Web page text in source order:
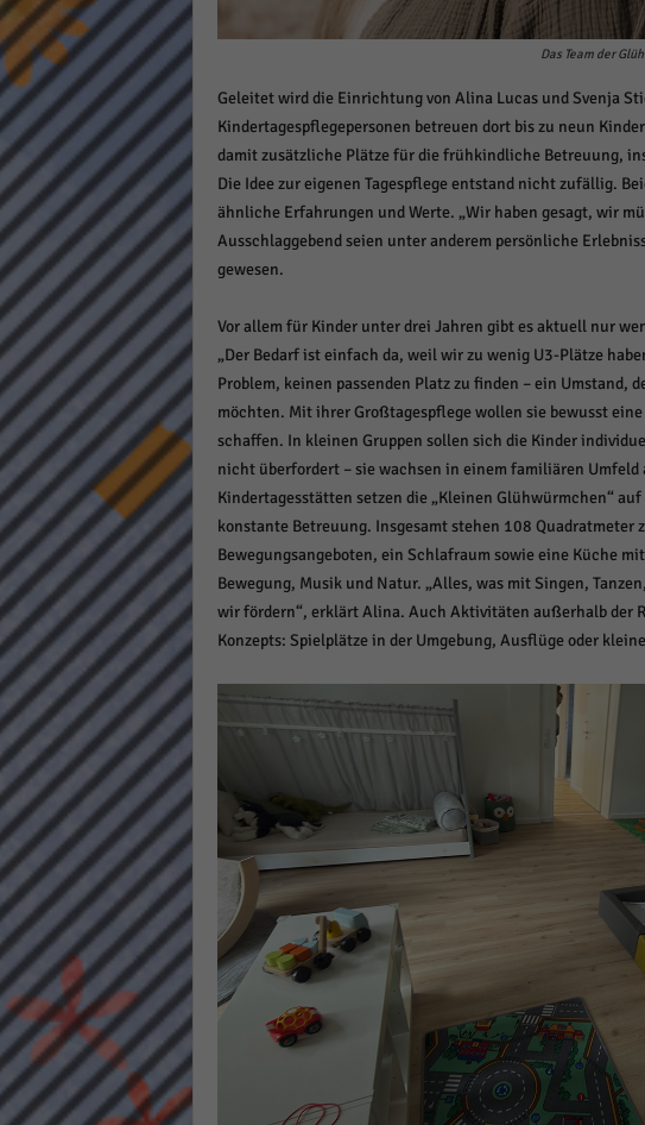
Das Team der
Geleitet wird die Einrichtung von Alina Lucas und Svenja
Kindertagespflegepersonen betreuen dort bis zu neun
damit zusätzliche Plätze für die frühkindliche Betreuung,
Die Idee zur eigenen Tagespflege entstand nicht zufällig.
ähnliche Erfahrungen und Werte. „Wir haben gesagt, wir
Ausschlaggebend seien unter anderem persönliche
gewesen.
Vor allem für Kinder unter drei Jahren gibt es aktuell nur
„Der Bedarf ist einfach da, weil wir zu wenig U3-Plätze
Problem, keinen passenden Platz zu finden – ein Umstand,
möchten. Mit ihrer Großtagespflege wollen sie bewusst
schaffen. In kleinen Gruppen sollen sich die Kinder
nicht überfordert – sie wachsen in einem familiären
Kindertagesstätten setzen die „Kleinen Glühwürmchen“
konstante Betreuung. Insgesamt stehen 108
Bewegungsangeboten, ein Schlafraum sowie eine Küche
Bewegung, Musik und Natur. „Alles, was mit Singen,
wir fördern“, erklärt Alina. Auch Aktivitäten außerhalb der
Konzepts: Spielplätze in der Umgebung, Ausflüge oder
Essenziell (1)
Essenzielle Cookies
Funktion der Website
Statistiken (1)
Statistik Cookies
wie unsere Besucher
Marketing (1)
Marketing-Cookies
Werbung anzuzeigen.
Externe Medien
Inhalte von
Wenn Cookies von
keiner manuellen
powered by Borlabs